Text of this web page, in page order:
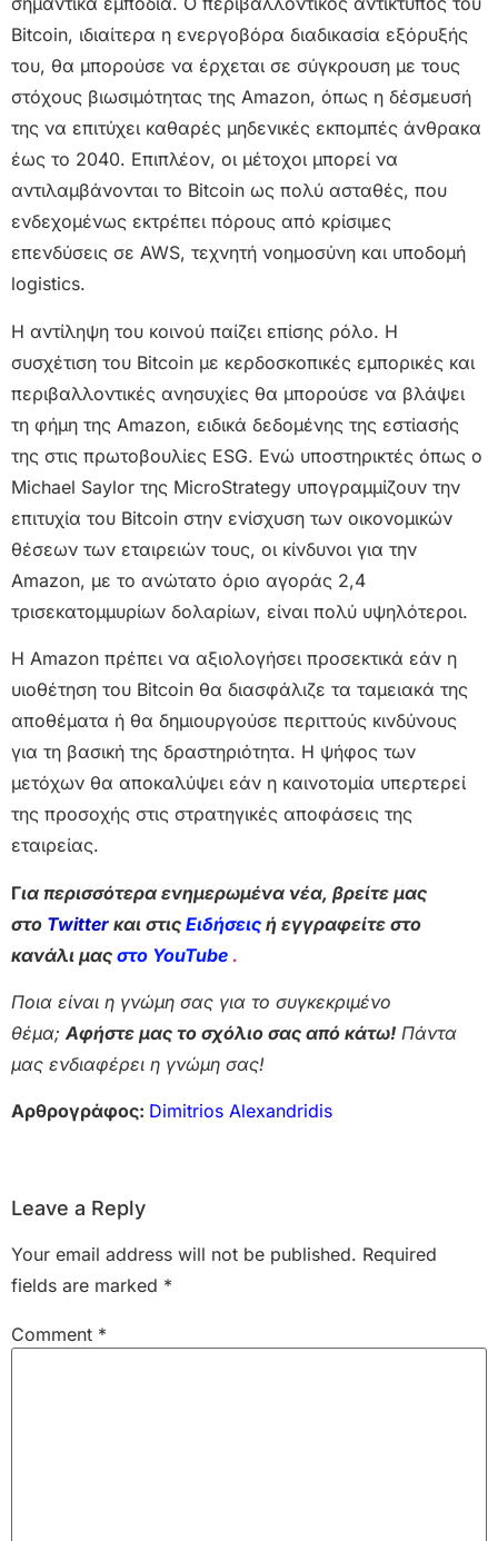
Bitcoin, ιδιαίτερα η ενεργοβόρα διαδικασία εξόρυξής
του, θα μπορούσε να έρχεται σε σύγκρουση με τους
στόχους βιωσιμότητας της Amazon, όπως η δέσμευσή
της να επιτύχει καθαρές μηδενικές εκπομπές άνθρακα
έως το 2040. Επιπλέον, οι μέτοχοι μπορεί να
αντιλαμβάνονται το Bitcoin ως πολύ ασταθές, που
ενδεχομένως εκτρέπει πόρους από κρίσιμες
επενδύσεις σε AWS, τεχνητή νοημοσύνη και υποδομή
logistics.
Η αντίληψη του κοινού παίζει επίσης ρόλο. Η
συσχέτιση του Bitcoin με κερδοσκοπικές εμπορικές και
περιβαλλοντικές ανησυχίες θα μπορούσε να βλάψει
τη φήμη της Amazon, ειδικά δεδομένης της εστίασής
της στις πρωτοβουλίες ESG. Ενώ υποστηρικτές όπως ο
Michael Saylor της MicroStrategy υπογραμμίζουν την
επιτυχία του Bitcoin στην ενίσχυση των οικονομικών
θέσεων των εταιρειών τους, οι κίνδυνοι για την
Amazon, με το ανώτατο όριο αγοράς 2,4
τρισεκατομμυρίων δολαρίων, είναι πολύ υψηλότεροι.
Η Amazon πρέπει να αξιολογήσει προσεκτικά εάν η
υιοθέτηση του Bitcoin θα διασφάλιζε τα ταμειακά της
αποθέματα ή θα δημιουργούσε περιττούς κινδύνους
για τη βασική της δραστηριότητα. Η ψήφος των
μετόχων θα αποκαλύψει εάν η καινοτομία υπερτερεί
της προσοχής στις στρατηγικές αποφάσεις της
εταιρείας.
Για περισσότερα ενημερωμένα νέα, βρείτε μας
στο Twitter και στις Ειδήσεις ή εγγραφείτε στο
κανάλι μας στο YouTube .
Ποια είναι η γνώμη σας για το συγκεκριμένο
θέμα;Αφήστε μας το σχόλιο σας από κάτω! Πάντα
μας ενδιαφέρει η γνώμη σας!
Αρθρογράφος: Dimitrios Alexandridis
Leave a Reply
Your email address will not be published. Required
fields are marked *
Comment *